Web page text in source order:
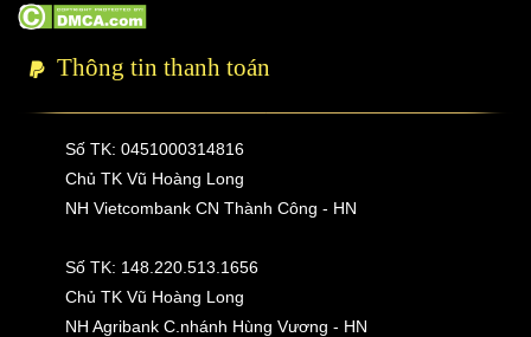
Thông tin thanh toán
Số TK: 0451000314816
Chủ TK Vũ Hoàng Long
NH Vietcombank CN Thành Công - HN
Số TK: 148.220.513.1656
Chủ TK Vũ Hoàng Long
NH Agribank C.nhánh Hùng Vương - HN